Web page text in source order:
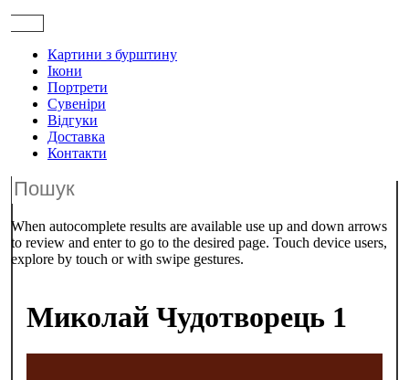
Картини з бурштину
Ікони
Портрети
Сувеніри
Відгуки
Доставка
Контакти
When autocomplete results are available use up and down arrows
to review and enter to go to the desired page. Touch device users,
explore by touch or with swipe gestures.
Миколай Чудотворець 1